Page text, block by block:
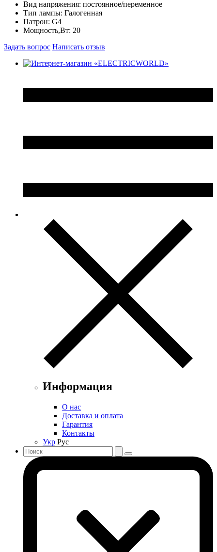
Вид напряжения: постоянное/переменное
Тип лампы: Галогенная
Патрон: G4
Мощность,Вт: 20
Задать вопрос Написать отзыв
Информация
О нас
Доставка и оплата
Гарантия
Контакты
Укр Рус